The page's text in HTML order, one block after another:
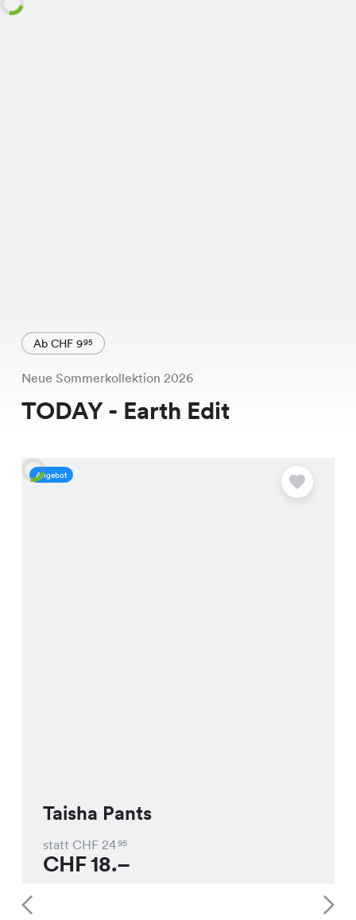
Ab CHF 995
Neue Sommerkollektion 2026
TODAY - Earth Edit
Angebot
Taisha Pants
statt CHF 2495
CHF18.–